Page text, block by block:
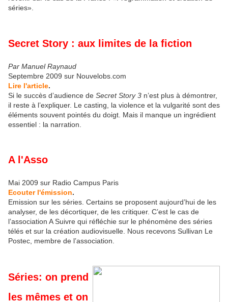
séries».
Secret Story : aux limites de la fiction
Par Manuel Raynaud
Septembre 2009 sur Nouvelobs.com
Lire l'article.
Si le succès d’audience de Secret Story 3 n’est plus à démontrer,
il reste à l’expliquer. Le casting, la violence et la vulgarité sont des
éléments souvent pointés du doigt. Mais il manque un ingrédient
essentiel : la narration.
A l'Asso
Mai 2009 sur Radio Campus Paris
Ecouter l'émission.
Emission sur les séries. Certains se proposent aujourd’hui de les
analyser, de les décortiquer, de les critiquer. C’est le cas de
l’association A Suivre qui réfléchie sur le phénomène des séries
télés et sur la création audiovisuelle. Nous recevons Sullivan Le
Postec, membre de l’association.
Séries: on prend
les mêmes et on